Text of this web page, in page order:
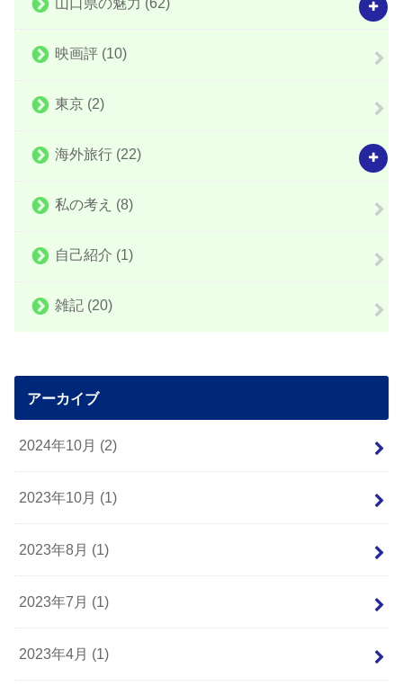
映画評 (10)
東京 (2)
海外旅行 (22)
私の考え (8)
自己紹介 (1)
雑記 (20)
アーカイブ
2024年10月 (2)
2023年10月 (1)
2023年8月 (1)
2023年7月 (1)
2023年4月 (1)